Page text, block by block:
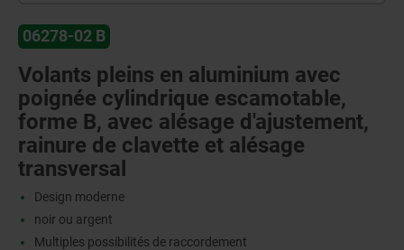
06278-02 B
Volants pleins en aluminium avec
poignée cylindrique escamotable,
forme B, avec alésage d'ajustement,
rainure de clavette et alésage
transversal
Design moderne
noir ou argent
Multiples possibilités de raccordement